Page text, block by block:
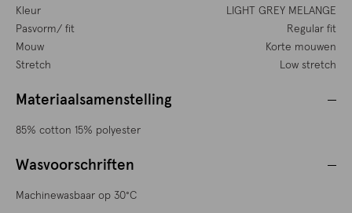
Kleur
LIGHT GREY MELANGE
Pasvorm/ fit
Regular fit
Mouw
Korte mouwen
Stretch
Low stretch
Materiaalsamenstelling
85% cotton 15% polyester
Wasvoorschriften
Machinewasbaar op 30°C